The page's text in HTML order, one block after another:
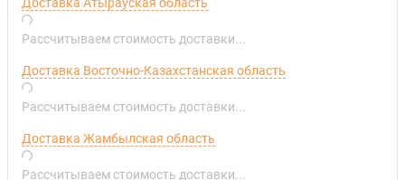
Рассчитываем стоимость доставки...
Доставка Восточно-Казахстанская область
Рассчитываем стоимость доставки...
Доставка Жамбылская область
Рассчитываем стоимость доставки...